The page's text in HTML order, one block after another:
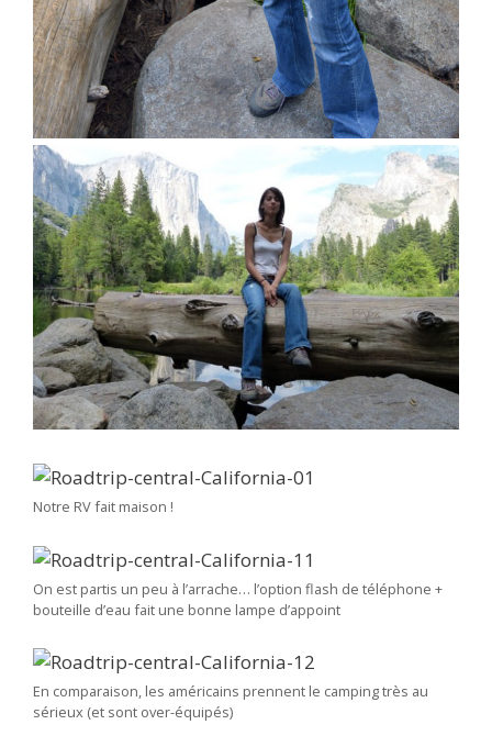
Notre RV fait maison !
On est partis un peu à l’arrache… l’option flash de téléphone +
bouteille d’eau fait une bonne lampe d’appoint
En comparaison, les américains prennent le camping très au
sérieux (et sont over-équipés)